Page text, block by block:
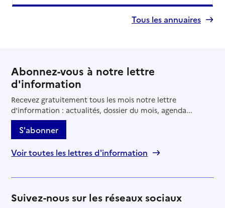
Tous les annuaires
Abonnez-vous à notre lettre
d'information
Recevez gratuitement tous les mois notre lettre
d'information : actualités, dossier du mois, agenda...
S'abonner
Voir toutes les lettres d'information
Suivez-nous sur les réseaux sociaux